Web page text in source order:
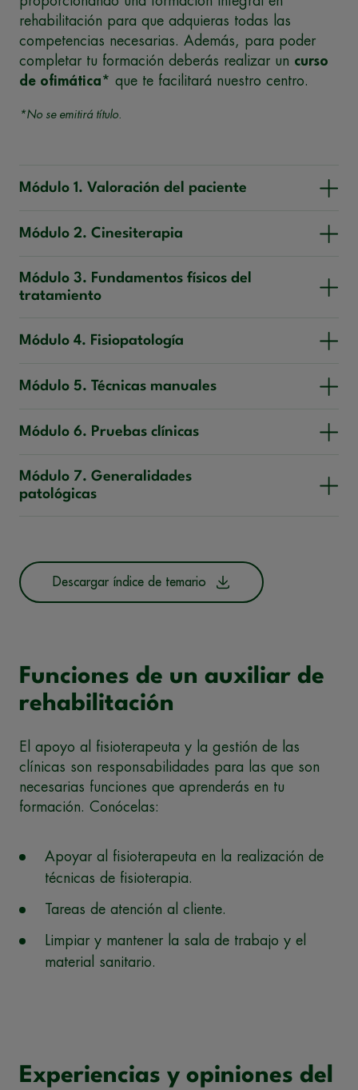
rehabilitación para que adquieras todas las
competencias necesarias. Además, para poder
completar tu formación deberás realizar un curso
de ofimática* que te facilitará nuestro centro.
*No se emitirá título.
Módulo 1. Valoración del paciente
Módulo 2. Cinesiterapia
Módulo 3. Fundamentos físicos del
tratamiento
Módulo 4. Fisiopatología
Módulo 5. Técnicas manuales
Módulo 6. Pruebas clínicas
Módulo 7. Generalidades
patológicas
Descargar índice de temario
Funciones de un auxiliar de
rehabilitación
El apoyo al fisioterapeuta y la gestión de las
clínicas son responsabilidades para las que son
necesarias funciones que aprenderás en tu
formación. Conócelas:
Apoyar al fisioterapeuta en la realización de
técnicas de fisioterapia.
Tareas de atención al cliente.
Limpiar y mantener la sala de trabajo y el
material sanitario.
Experiencias y opiniones del